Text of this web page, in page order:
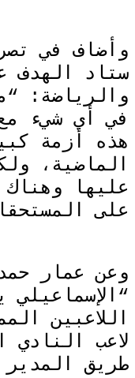
وأضاف في
ستاد الهدف
والرياضة:
في أي شيء
هذه أزمة
الماضية،
عليها
على
وعن عمار
اللاعبين
لاعب النادي
طريق